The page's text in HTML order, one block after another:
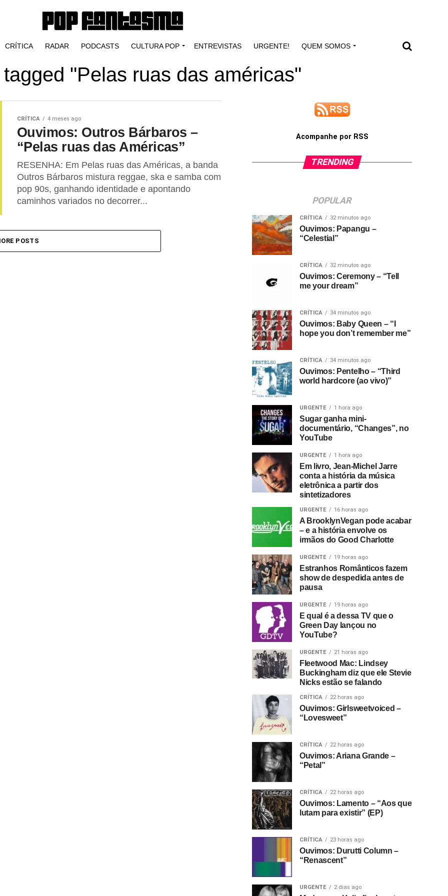
CRÍTICA RADAR PODCASTS CULTURA POP ENTREVISTAS URGENTE! QUEM SOMOS
"Pelas ruas das américas"
CRÍTICA 4 meses ago
Ouvimos: Outros Bárbaros –
“Pelas ruas das Américas”
RESENHA: Em Pelas ruas das Américas, a banda
Outros Bárbaros mistura reggae, ska e samba com
pop 90s, ganhando identidade e apontando
caminhos variados no decorrer...
POSTS
Acompanhe por RSS
TRENDING
POPULAR
CRÍTICA 32 minutos ago
Ouvimos: Papangu –
“Celestial”
CRÍTICA 32 minutos ago
Ouvimos: Ceremony – “Tell
me your dream”
CRÍTICA 34 minutos ago
Ouvimos: Baby Queen – “I
hope you don’t remember me”
CRÍTICA 34 minutos ago
Ouvimos: Pentelho – “Third
world hardcore (ao vivo)”
URGENTE 1 hora ago
Sugar ganha mini-
documentário, “Changes”, no
YouTube
URGENTE 1 hora ago
Em livro, Jean-Michel Jarre
conta a história da música
eletrônica a partir dos
sintetizadores
URGENTE 16 horas ago
A BrooklynVegan pode acabar
– e a história envolve os
irmãos do Good Charlotte
URGENTE 19 horas ago
Estranhos Românticos fazem
show de despedida antes de
pausa
URGENTE 19 horas ago
E qual é a dessa TV que o
Green Day lançou no
YouTube?
URGENTE 21 horas ago
Fleetwood Mac: Lindsey
Buckingham diz que ele Stevie
Nicks estão se falando
CRÍTICA 22 horas ago
Ouvimos: Girlsweetvoiced –
“Lovesweet”
CRÍTICA 22 horas ago
Ouvimos: Ariana Grande –
“Petal”
CRÍTICA 22 horas ago
Ouvimos: Lamento – “Aos que
lutam para existir” (EP)
CRÍTICA 23 horas ago
Ouvimos: Durutti Column –
“Renascent”
URGENTE 2 dias ago